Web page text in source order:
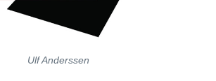
Ulf Anderssen